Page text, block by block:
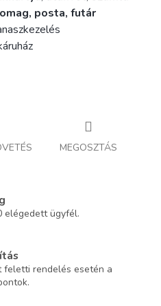
posta, futár
MEGOSZTÁS
elégedett ügyfél.
feletti rendelés esetén a